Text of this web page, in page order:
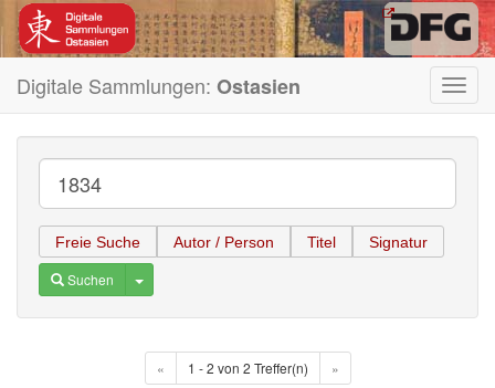
Digitale Sammlungen: Ostasien
Freie Suche Autor / Person Titel Signatur
Suchen Toggle Dropdown
« 1 - 2 von 2 Treffer(n) »